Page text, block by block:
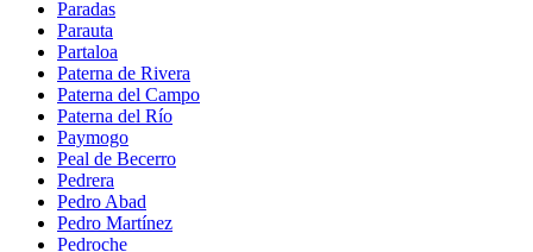
Paradas
Parauta
Partaloa
Paterna de Rivera
Paterna del Campo
Paterna del Río
Paymogo
Peal de Becerro
Pedrera
Pedro Abad
Pedro Martínez
Pedroche